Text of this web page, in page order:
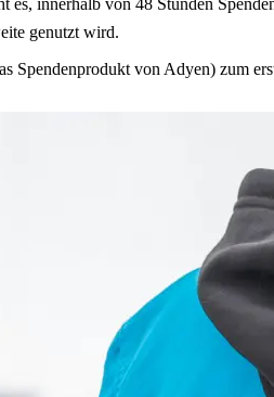
genutzt wird.
Spendenprodukt von Adyen) zum